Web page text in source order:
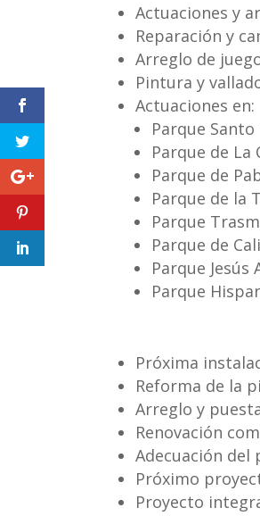
Actuaciones y
Reparación y
Arreglo de
Pintura y
Actuaciones en:
Parque Santo
Parque de La
Parque de
Parque de la
Parque
Parque de
Parque Jesús
Parque
Próxima
Reforma de la
Arreglo y
Renovación
Adecuación del
Próximo
Proyecto